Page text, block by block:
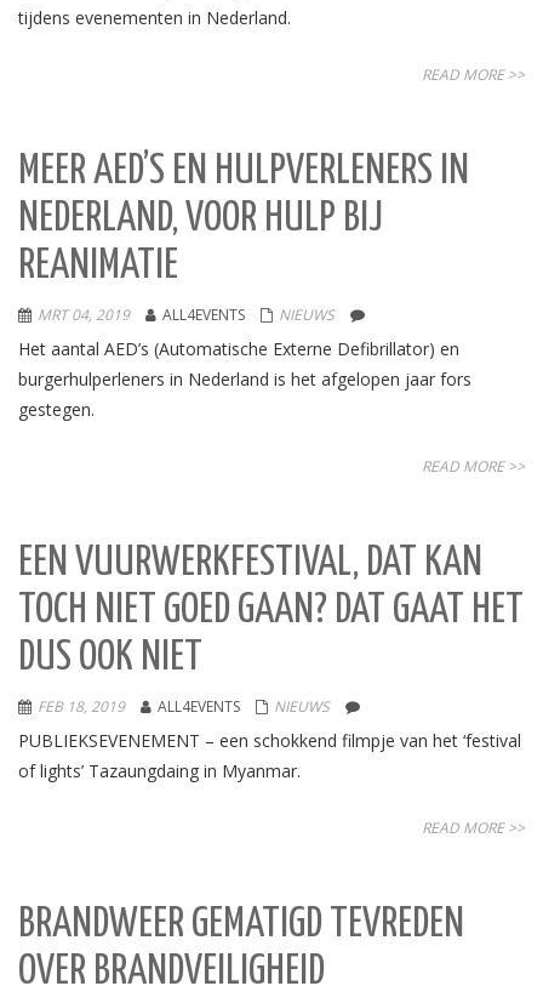
tijdens evenementen in Nederland.
READ MORE >>
MEER AED’S EN HULPVERLENERS IN
NEDERLAND, VOOR HULP BIJ
REANIMATIE
MRT 04, 2019 ALL4EVENTS NIEUWS
Het aantal AED’s (Automatische Externe Defibrillator) en
burgerhulperleners in Nederland is het afgelopen jaar fors
gestegen.
READ MORE >>
EEN VUURWERKFESTIVAL, DAT KAN
TOCH NIET GOED GAAN? DAT GAAT HET
DUS OOK NIET
FEB 18, 2019 ALL4EVENTS NIEUWS
PUBLIEKSEVENEMENT – een schokkend filmpje van het ‘festival
of lights’ Tazaungdaing in Myanmar.
READ MORE >>
BRANDWEER GEMATIGD TEVREDEN
OVER BRANDVEILIGHEID